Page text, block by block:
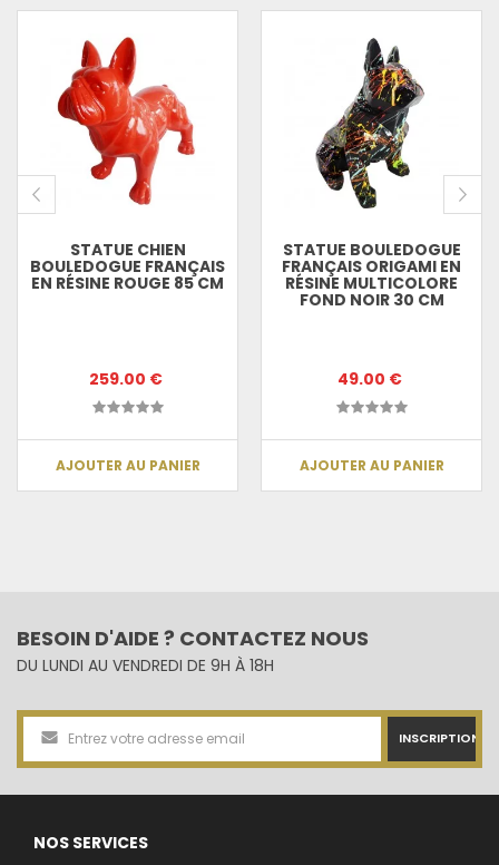
STATUE CHIEN
BOULEDOGUE FRANÇAIS
EN RÉSINE ROUGE 85 CM
259.00 €
AJOUTER AU PANIER
STATUE BOULEDOGUE
FRANÇAIS ORIGAMI EN
RÉSINE MULTICOLORE
FOND NOIR 30 CM
49.00 €
AJOUTER AU PANIER
BESOIN D'AIDE ? CONTACTEZ NOUS
DU LUNDI AU VENDREDI DE 9H À 18H
INSCRIPTION
NOS SERVICES